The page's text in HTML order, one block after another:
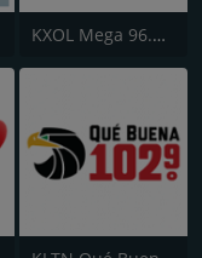
KXOL Mega 96.3 FM